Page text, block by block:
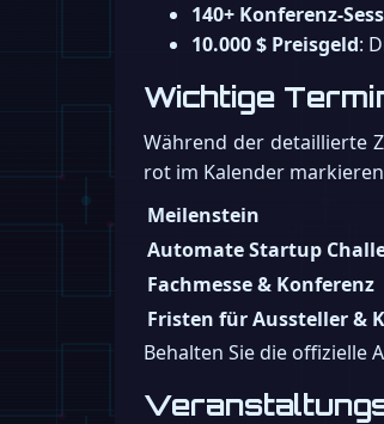
140+ Konferenz-
10.000 $ Preisgeld:
Wichtige
Während der detaillierte
rot im Kalender
Meilenstein
Automate Startup
Fachmesse & Konferenz
Fristen für Aussteller &
Behalten Sie die offizielle